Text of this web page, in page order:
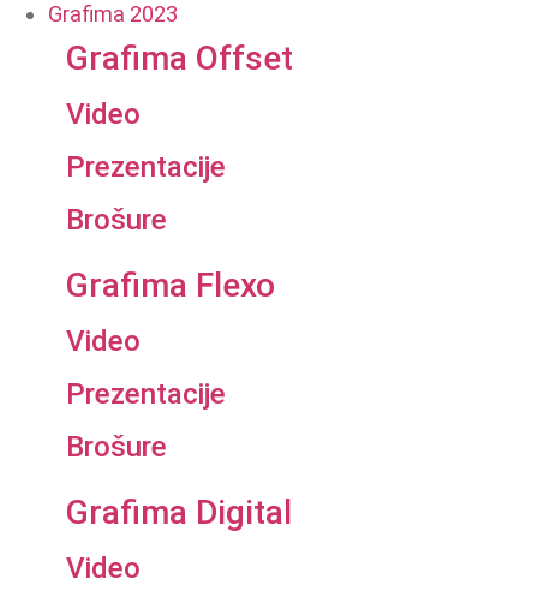
Grafima 2023
Grafima Offset
Video
Prezentacije
Brošure
Grafima Flexo
Video
Prezentacije
Brošure
Grafima Digital
Video